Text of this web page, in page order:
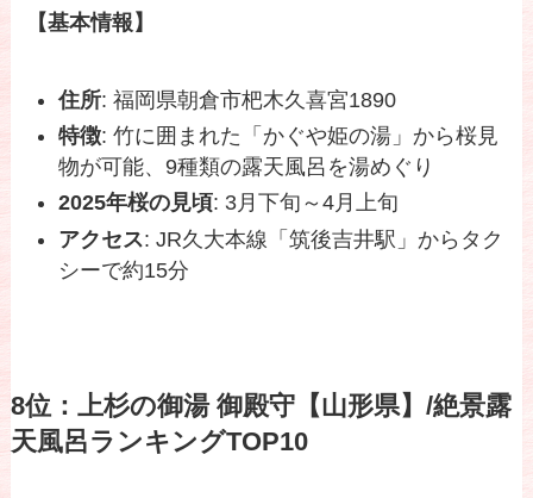
【基本情報】
住所: 福岡県朝倉市杷木久喜宮1890
特徴: 竹に囲まれた「かぐや姫の湯」から桜見
物が可能、9種類の露天風呂を湯めぐり
2025年桜の見頃: 3月下旬～4月上旬
アクセス: JR久大本線「筑後吉井駅」からタク
シーで約15分
8位：上杉の御湯 御殿守【山形県】/絶景露
天風呂ランキングTOP10